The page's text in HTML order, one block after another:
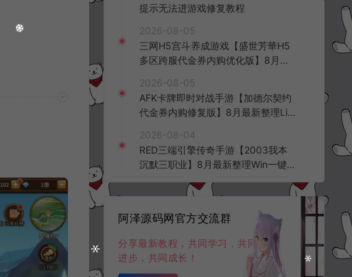
提示无法进游戏修复教程
2026-08-05
三网H5宫斗养成游戏【盛世芳華H5
多区跨服代金券内购优化版】8月最
台+全资源安卓+详细搭建教程+视频
教程
2026-08-05
AFK卡牌即时对战手游【加德尔契约
代金券内购修复版】8月最新整理Lin
K授权后台+安卓苹果双端+详细搭建
教程+视频教程
2026-08-04
RED三端引擎传奇手游【2003我本
沉默三职业】8月最新整理Win一键
阿泽源码网官方交流群
分享最新教程，共同学习，共同
进步，共同成长！